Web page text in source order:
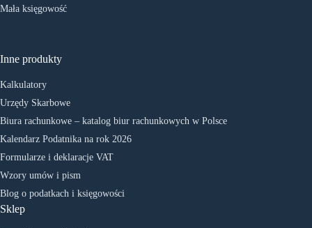
Mała księgowość
Inne produkty
Kalkulatory
Urzędy Skarbowe
Biura rachunkowe – katalog biur rachunkowych w Polsce
Kalendarz Podatnika na rok 2026
Formularze i deklaracje VAT
Wzory umów i pism
Blog o podatkach i księgowości
Sklep